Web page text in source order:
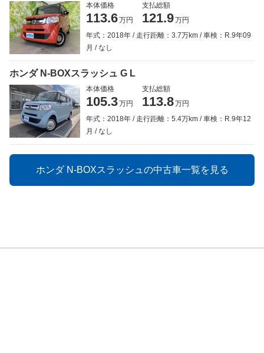
本体価格
113.6万円
支払総額
121.9万円
年式：2018年
走行距離：3.7万km
車検：R.9年09
月
なし
ホンダ N-BOXスラッシュ G L
本体価格
105.3万円
支払総額
113.8万円
年式：2018年
走行距離：5.4万km
車検：R.9年12
月
なし
ホンダ N-BOXスラッシュの中古車一覧を見る